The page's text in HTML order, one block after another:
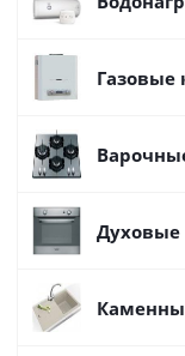
Газовые